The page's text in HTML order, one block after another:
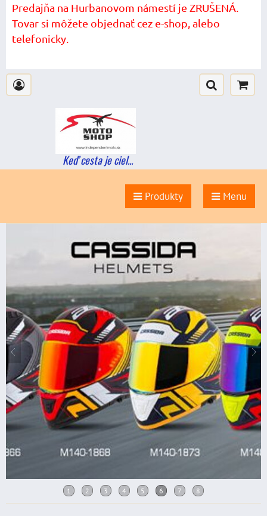
Predajňa na Hurbanovom námestí je ZRUŠENÁ.
Tovar si môžete objednať cez e-shop, alebo
telefonicky.
Keď cesta je ciel...
Produkty Menu